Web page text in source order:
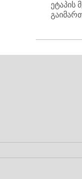
ეტაპის